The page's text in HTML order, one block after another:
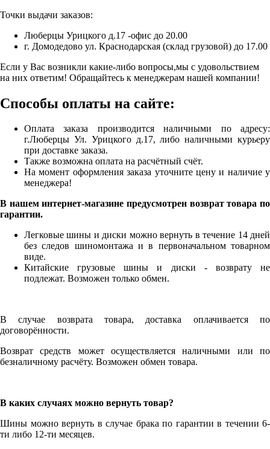
Точки выдачи заказов:
Люберцы Урицкого д.17 -офис до 20.00
г. Домодедово ул. Краснодарская (склад грузовой) до 17.00
Если у Вас возникли какие-либо вопросы,мы с удовольствием
на них ответим! Обращайтесь к менеджерам нашей компании!
Способы оплаты на сайте:
Оплата заказа производится наличными по адресу:
г.Люберцы Ул. Урицкого д.17, либо наличными курьеру
при доставке заказа.
Также возможна оплата на расчётный счёт.
На момент оформления заказа уточните цену и наличие у
менеджера!
В нашем интернет-магазине предусмотрен возврат товара по
гарантии.
Легковые шины и диски можно вернуть в течение 14 дней
без следов шиномонтажа и в первоначальном товарном
виде.
Китайские грузовые шины и диски - возврату не
подлежат. Возможен только обмен.
В случае возврата товара, доставка оплачивается по
договорённости.
Возврат средств может осуществляется наличными или по
безналичному расчёту. Возможен обмен товара.
В каких случаях можно вернуть товар?
Шины можно вернуть в случае брака по гарантии в течении 6-
ти либо 12-ти месяцев.